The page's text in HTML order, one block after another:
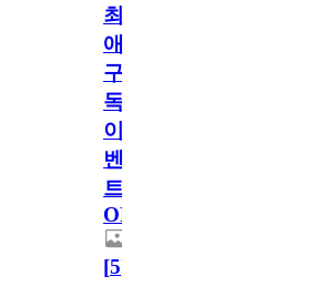
최
애
구
독
이
벤
트
OPEN!
[5]